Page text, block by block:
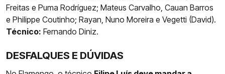
Freitas e Puma Rodríguez; Mateus Carvalho, Cauan Barros
e Philippe Coutinho; Rayan, Nuno Moreira e Vegetti (David).
Técnico: Fernando Diniz.
DESFALQUES E DÚVIDAS